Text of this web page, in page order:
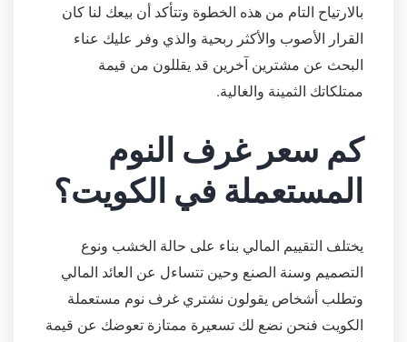
بالارتياح التام من هذه الخطوة وتتأكد أن بيعك لنا كان
القرار الأصوب والأكثر ربحية والذي وفر عليك عناء
البحث عن مشترين آخرين قد يقللون من قيمة
ممتلكاتك الثمينة والغالية.
كم سعر غرف النوم
المستعملة في الكويت؟
يختلف التقييم المالي بناء على حالة الخشب ونوع
التصميم وسنة الصنع وحين تتساءل عن العائد المالي
وتطلب أشخاص يقولون نشتري غرف نوم مستعملة
الكويت فنحن نضع لك تسعيرة ممتازة تعوضك عن قيمة